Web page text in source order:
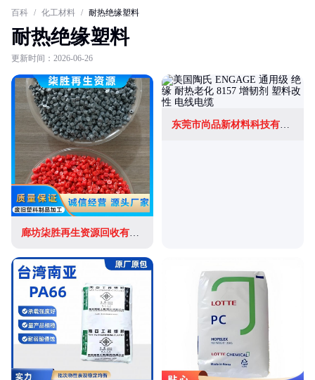
百科 / 化工材料 / 耐热绝缘塑料
耐热绝缘塑料
更新时间：2026-06-26
廊坊柒胜再生资源回收有限公司
东莞市尚品新材料科技有限公司